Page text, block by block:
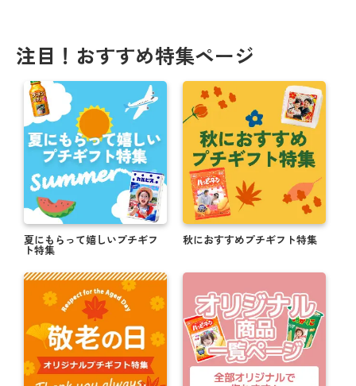
注目！おすすめ特集ページ
夏にもらって嬉しいプチギフ
ト特集
秋におすすめプチギフト特集